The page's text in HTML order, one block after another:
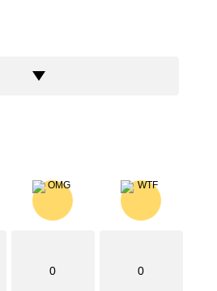
0 0